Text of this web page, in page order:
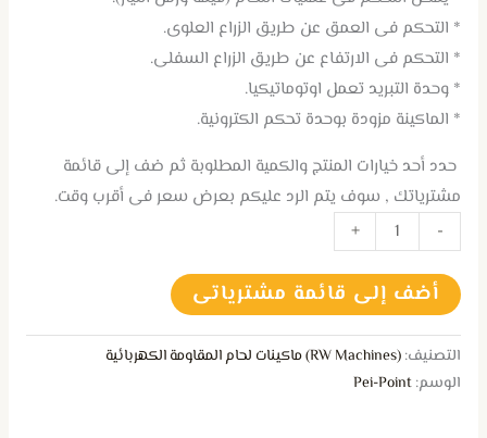
* التحكم فى العمق عن طريق الزراع العلوى.
* التحكم فى الارتفاع عن طريق الزراع السفلى.
* وحدة التبريد تعمل اوتوماتيكيا.
* الماكينة مزودة بوحدة تحكم الكترونية.
حدد أحد خيارات المنتج والكمية المطلوبة ثم ضف إلى قائمة
مشترياتك , سوف يتم الرد عليكم بعرض سعر فى أقرب وقت.
-
+
أضف إلى قائمة مشترياتى
التصنيف:(RW Machines) ماكينات لحام المقاومة الكهربائية
الوسم:Pei-Point